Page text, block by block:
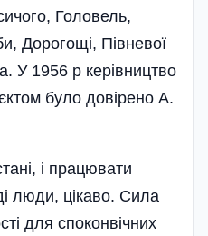
Головель,
Дорогощі, Півневої
У 1956 р керівництво
було довірено А.
і працювати
люди, цікаво. Сила
для споконвічних